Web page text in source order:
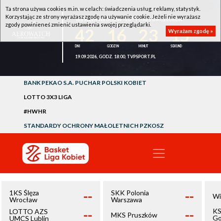
1KS ŚLĘZA WROCŁAW - LOTTO AZS UMCS LUBLIN
15
19.09.2026, GODZ. 18:00, TVPSPORT.PL
BANK PEKAO S.A. PUCHAR POLSKI KOBIET
LOTTO 3X3 LIGA
#HWHR
STANDARDY OCHRONY MAŁOLETNICH PZKOSZ
1KS Ślęza
Wrocław
--
LOTTO AZS
UMCS Lublin
--
SKK Polonia
Warszawa
--
MKS Pruszków --
Ta strona używa cookies m.in. w celach: świadczenia usług, reklamy, statystyk.
Korzystając ze strony wyrażasz zgodę na używanie cookie. Jeżeli nie wyrażasz
zgody powinieneś zmienić ustawienia swojej przeglądarki.
Wyrażam zgodę »